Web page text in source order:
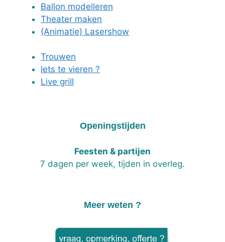
Ballon modelleren
Theater maken
(Animatie) Lasershow
Trouwen
Iets te vieren ?
Live grill
Openingstijden
Feesten & partijen
7 dagen per week, tijden in overleg.
Meer weten ?